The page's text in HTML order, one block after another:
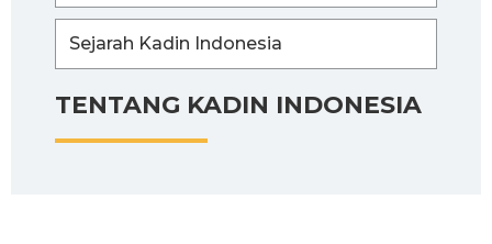
TENTANG KADIN INDONESIA
Sejarah Kadin Indonesia